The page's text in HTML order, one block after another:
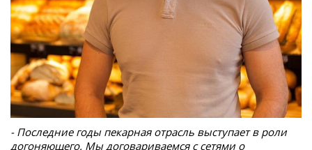
- Последние годы пекарная отрасль выступает в роли
догоняющего. Мы договариваемся с сетями о